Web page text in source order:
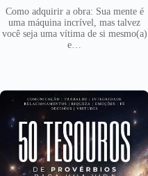
Como adquirir a obra: Sua mente é
uma máquina incrível, mas talvez
você seja uma vítima de si mesmo(a)
e…